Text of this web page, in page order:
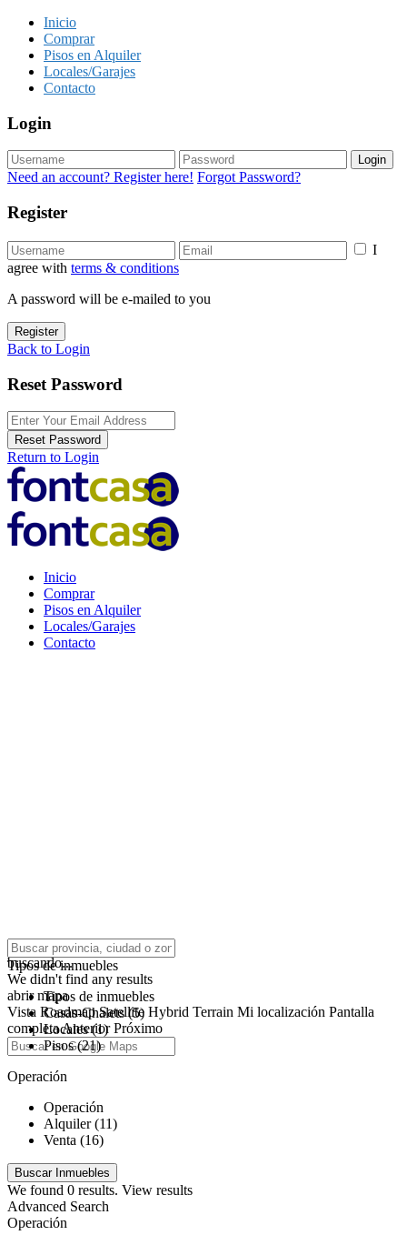
Inicio
Comprar
Pisos en Alquiler
Locales/Garajes
Contacto
Login
Login
Need an account? Register here! Forgot Password?
Register
I
agree with terms & conditions
A password will be e-mailed to you
Register
Back to Login
Reset Password
Reset Password
Return to Login
Inicio
Comprar
Pisos en Alquiler
Locales/Garajes
Contacto
click to enable zoom
buscando...
We didn't find any results
abrir mapa
Vista Roadmap Satellite Hybrid Terrain Mi localización Pantalla
completaAnterior Próximo
Tipos de inmuebles
Tipos de inmuebles
Casas-Chalets (5)
Locales (1)
Pisos (21)
Operación
Operación
Alquiler (11)
Venta (16)
We found 0 results. View results
Advanced Search
Operación